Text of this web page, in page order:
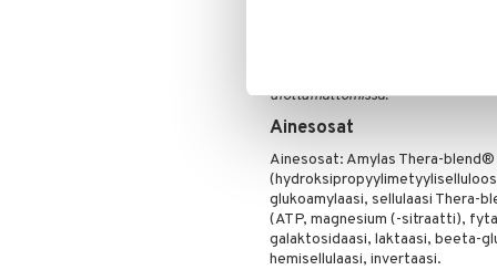
Tämä on ravintolisä. Suositeltua
käyttää monipuolisen
ulottumattomissa.
Ainesosat
Ainesosat: Amylas Thera-
glukoamylaasi, sellulaasi Thera-
(ATP, magnesium (-sitraatti),
galaktosidaasi, laktaasi, beeta-
hemisellulaasi, invertaasi.